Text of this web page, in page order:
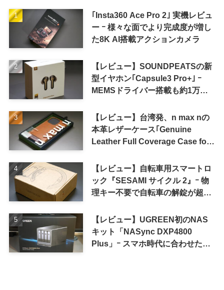
｢Insta360 Ace Pro 2｣ 実機レビュ
ー ｰ 様々な面でより完成度が増し
た8K AI搭載アクションカメラ
【レビュー】SOUNDPEATSの新
型イヤホン｢Capsule3 Pro+｣ ｰ
MEMSドライバー搭載も約1万円
【レビュー】台湾発、n max nの
本革レザーケース｢Genuine
Leather Full Coverage Case for
【レビュー】自転車用スマートロ
ック『SESAMI サイクル 2』ｰ 物
理キー不要で自転車の解錠が超簡
【レビュー】UGREEN初のNAS
キット「NASync DXP4800
Plus」ｰ スマホ時代に合わせた設